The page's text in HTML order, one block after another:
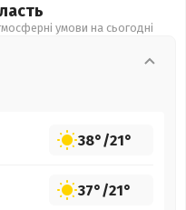
умови на сьогодні
38°/21°
37°/21°